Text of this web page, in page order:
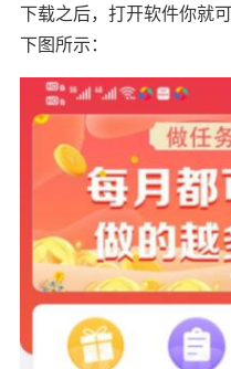
下载之后，打开软件你就
下图所示：